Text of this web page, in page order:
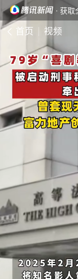
· 获
首页 视频